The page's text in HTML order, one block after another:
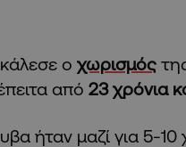
ο χωρισμός
από 23 χρόνια
ήταν μαζί για 5-10